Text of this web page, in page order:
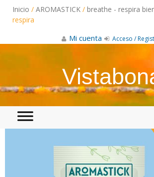
content
Inicio / AROMASTICK / breathe - respira
respira
Mi cuenta Acceso /